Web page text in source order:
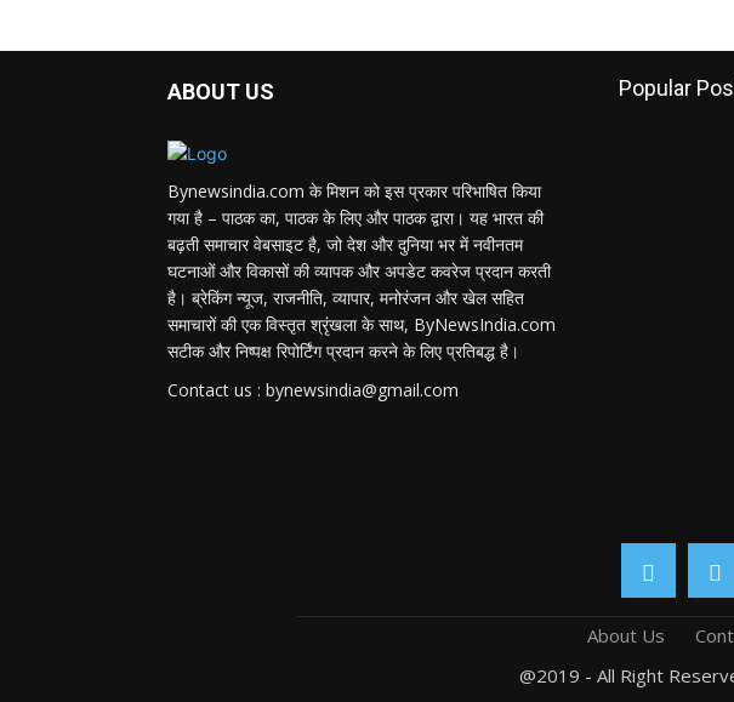
ABOUT US
Bynewsindia.com के मिशन को इस प्रकार परिभाषित किया
गया है – पाठक का, पाठक के लिए और पाठक द्वारा। यह भारत की
बढ़ती समाचार वेबसाइट है, जो देश और दुनिया भर में नवीनतम
घटनाओं और विकासों की व्यापक और अपडेट कवरेज प्रदान करती
है। ब्रेकिंग न्यूज, राजनीति, व्यापार, मनोरंजन और खेल सहित
समाचारों की एक विस्तृत श्रृंखला के साथ, ByNewsIndia.com
सटीक और निष्पक्ष रिपोर्टिंग प्रदान करने के लिए प्रतिबद्ध है।
Contact us : bynewsindia@gmail.com
Popular
About Us
@2019 - All Right